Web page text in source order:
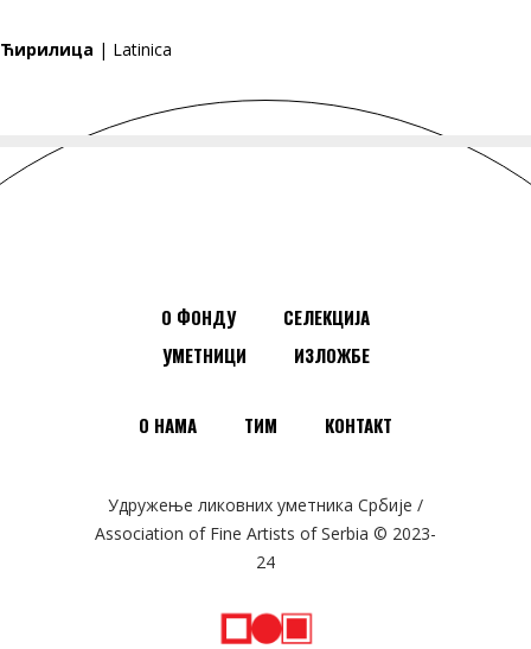
Ћирилица | Latinica
О ФОНДУ
СЕЛЕКЦИЈА
УМЕТНИЦИ
ИЗЛОЖБЕ
О НАМА ТИМ КОНТАКТ
Удружење ликовних уметника Србије /
Association of Fine Artists of Serbia © 2023-
24